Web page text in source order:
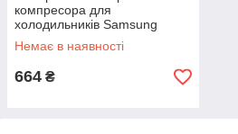
компресора для
холодильників Samsung
DA31-00020H
Немає в наявності
664 ₴